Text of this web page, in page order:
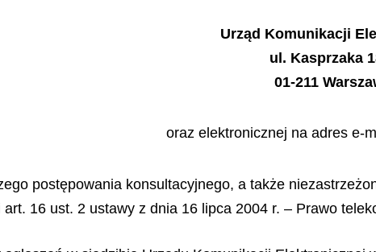
Urząd Komunikacji
ul. Kasprzaka
01-211
oraz elektronicznej na adres e-
postępowania konsultacyjnego, a także
16 ust. 2 ustawy z dnia 16 lipca 2004 r. – Prawo